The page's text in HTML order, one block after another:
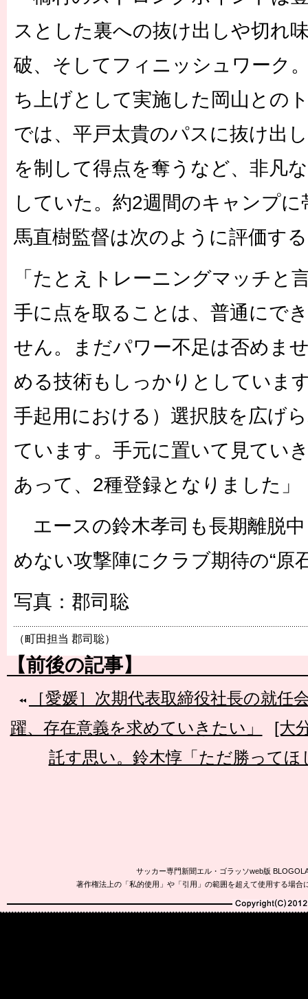
スとした裏への抜け出しや切れ
破、そしてフィニッシュワーク
ち上げとして実施した岡山との
では、平戸太貴のパスに抜け出
を制して得点を奪うなど、非凡
していた。約2週間のキャンプ
馬直樹監督は次のように評価す
「たとえトレーニングマッチと
手に点を取ることは、普通にで
せん。まだパワー不足は否めま
める技術もしっかりとしていま
手起用における）選択肢を広げ
ています。手元に置いて見てい
あって、2種登録となりました」
エースの鈴木孝司も長期離脱
めない攻撃陣にクラブ期待の“原
写真：郡司聡
（町田担当 郡司聡）
【前後の記事】
［愛媛］次期代表取締役社長の就任
躍、存在意義を求めていきたい」
[大
託す思い。鈴木惇「ただ勝って
サッカー専門新聞エル・ゴラッソweb版
著作権法上の「私的使用」や「引用」の範囲を超えて使用する場
Copyright(C)2010-